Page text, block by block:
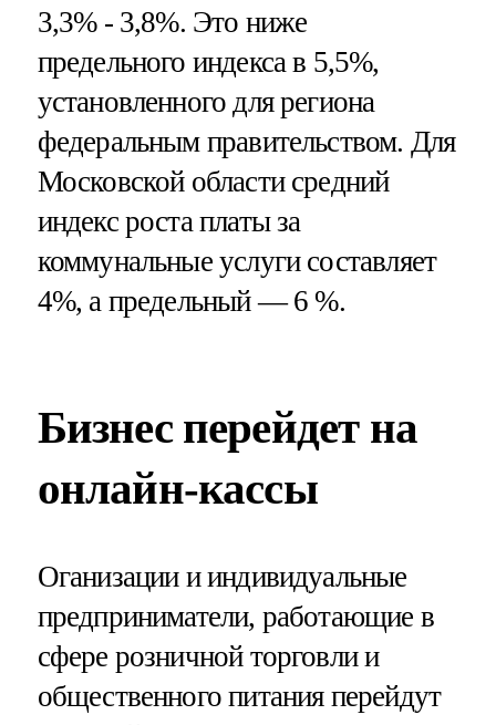
3,3% - 3,8%. Это ниже
предельного индекса в 5,5%,
установленного для региона
федеральным правительством. Для
Московской области средний
индекс роста платы за
коммунальные услуги составляет
4%, а предельный — 6 %.
Бизнес перейдет на
онлайн-кассы
Оганизации и индивидуальные
предприниматели, работающие в
сфере розничной торговли и
общественного питания перейдут